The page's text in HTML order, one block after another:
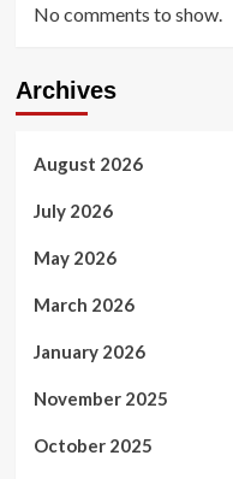
No comments to show.
Archives
August 2026
July 2026
May 2026
March 2026
January 2026
November 2025
October 2025